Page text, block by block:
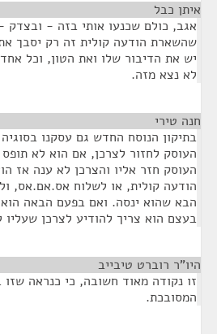
איתן כבל
אגב, כולם שכנעו אותי בזה - ובצדק
שהשארת הודעה קולית זה רק יסבך
יש את הדיבור שלו ואת הטון, וכל
לא נצא מזה.
חנה טירי
בתיקון הנוסח החדש גם עסקנו
העוסק לחזור לצרכן, אם הוא לא
העוסק חזר אליו והצרכן לא ענה אז
הודעה קולית, או לשלוח אס.אם.אס,
הבא שהוא ינסה. ואם בפעם הבאה
בעצם הוא צריך להודיע לצרכן
היו"ר רוברט טיבייב
זו נקודה מאוד חשובה, כי כנראה שזו
המסובכת.